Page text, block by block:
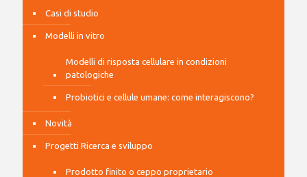
Casi di studio
Modelli in vitro
Modelli di risposta cellulare in condizioni
patologiche
Probiotici e cellule umane: come interagiscono?
Novità
Progetti Ricerca e sviluppo
Prodotto finito o ceppo proprietario